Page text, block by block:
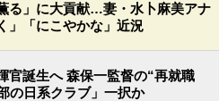
る」に大貢献…妻・水卜麻美アナ
」「にこやかな」近況
官誕生へ 森保一監督の“再就職
の日系クラブ」一択か